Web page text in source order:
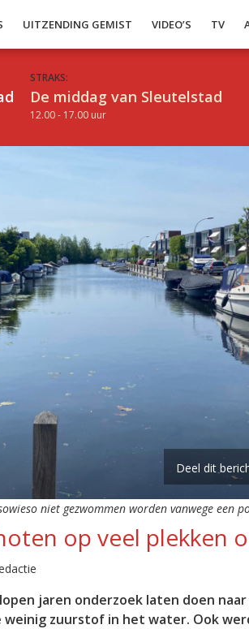
UITZENDING GEMIST VIDEO’S TV
STRAKS:
De middag van Sleutelstad
12.00 - 17.00 uur
Deel dit
niet gezwommen worden vanwege een
op veel plekken
jaren onderzoek laten doen
zuurstof in het water. Ook